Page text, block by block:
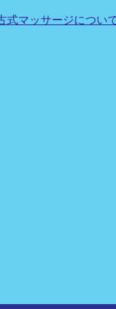
式マッサージについ